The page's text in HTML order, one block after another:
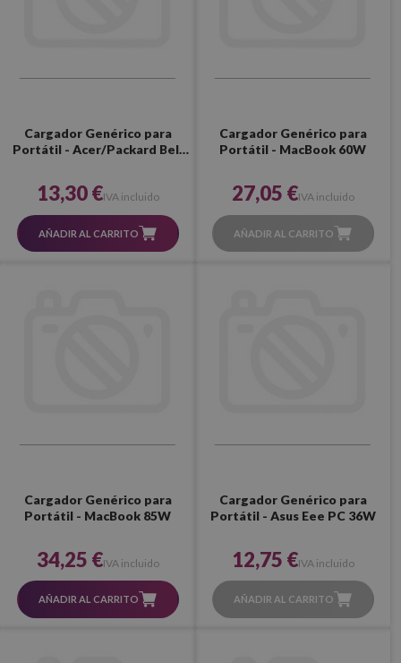
Cargador Genérico para
Portátil - Acer/Packard Bell
13,30 €IVA incluido
AÑADIR AL CARRITO
Cargador Genérico para
Portátil - MacBook 60W
27,05 €IVA incluido
AÑADIR AL CARRITO
Cargador Genérico para
Portátil - MacBook 85W
34,25 €IVA incluido
AÑADIR AL CARRITO
Cargador Genérico para
Portátil - Asus Eee PC 36W
12,75 €IVA incluido
AÑADIR AL CARRITO